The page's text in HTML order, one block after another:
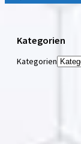
Kategorien
Kategorien